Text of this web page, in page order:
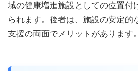
域の健康増進施設としての位置付
られます。後者は、施設の安定的
支援の両面でメリットがあります。